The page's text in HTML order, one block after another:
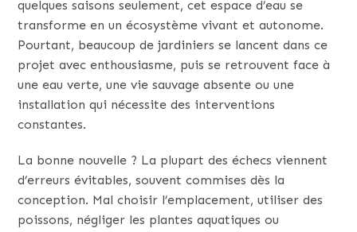
quelques saisons seulement, cet espace d’eau se
transforme en un écosystème vivant et autonome.
Pourtant, beaucoup de jardiniers se lancent dans ce
projet avec enthousiasme, puis se retrouvent face à
une eau verte, une vie sauvage absente ou une
installation qui nécessite des interventions
constantes.
La bonne nouvelle ? La plupart des échecs viennent
d’erreurs évitables, souvent commises dès la
conception. Mal choisir l’emplacement, utiliser des
poissons, négliger les plantes aquatiques ou